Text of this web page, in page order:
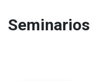
Seminarios